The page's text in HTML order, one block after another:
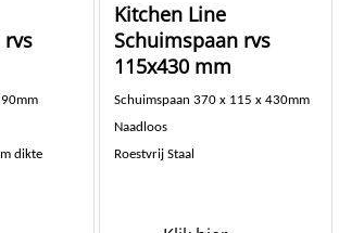
rvs
dikte
Kitchen Line
Schuimspaan rvs
115x430 mm
Schuimspaan 370 x 115 x 430mm
Naadloos
Roestvrij Staal